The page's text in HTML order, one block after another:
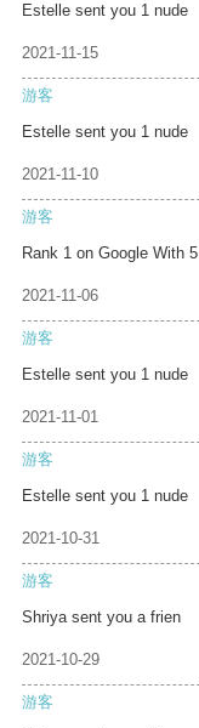
Estelle sent you 1 nude
2021-11-15
游客
Estelle sent you 1 nude
2021-11-10
游客
Rank 1 on Google With 5
2021-11-06
游客
Estelle sent you 1 nude
2021-11-01
游客
Estelle sent you 1 nude
2021-10-31
游客
Shriya sent you a frien
2021-10-29
游客